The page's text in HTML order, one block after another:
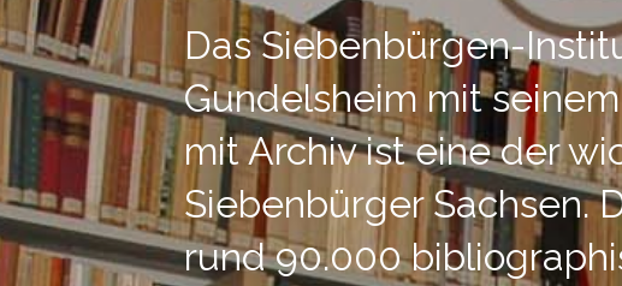
Das Siebenbürgen-
Gundelsheim mit
mit Archiv ist eine der
Siebenbürger Sachsen.
rund 90.000